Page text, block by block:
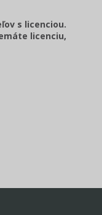
s licenciou.
licenciu,